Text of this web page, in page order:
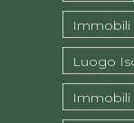
Immobili
Luogo
Immobili